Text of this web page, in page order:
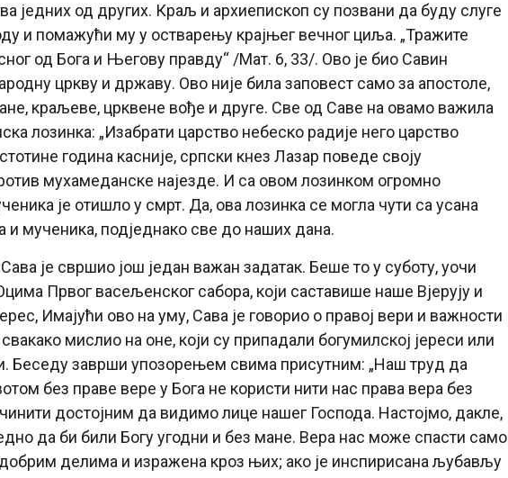
једних од других. Краљ и архиепископ су позвани да буду слуге
и помажући му у остварењу крајњег вечног циља. „Тражите
од Бога и Његову правду“ /Мат. 6, 33/. Ово је био Савин
цркву и државу. Ово није била заповест само за апостоле,
краљеве, црквене вође и друге. Све од Саве на овамо важила
лозинка: „Изабрати царство небеско радије него царство
година касније, српски кнез Лазар поведе своју
мухамеданске најезде. И са овом лозинком огромно
је отишло у смрт. Да, ова лозинка се могла чути са усана
и мученика, подједнако све до наших дана.
је свршио још један важан задатак. Беше то у суботу, уочи
Првог васељенског сабора, који саставише наше Вјерују и
Имајући ово на уму, Сава је говорио о правој вери и важности
мислио на оне, који су припадали богумилској јереси или
Беседу заврши упозорењем свима присутним: „Наш труд да
без праве вере у Бога не користи нити нас права вера без
достојним да видимо лице нашег Господа. Настојмо, дакле,
да би били Богу угодни и без мане. Вера нас може спасти само
делима и изражена кроз њих; ако је инспирисана љубављу